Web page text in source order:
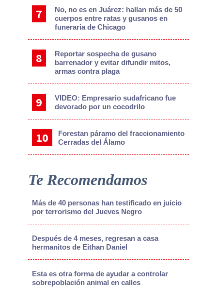
No, no es en Juárez: hallan más de 50
cuerpos entre ratas y gusanos en
funeraria de Chicago
Reportar sospecha de gusano
barrenador y evitar difundir mitos,
armas contra plaga
VIDEO: Empresario sudafricano fue
devorado por un cocodrilo
Forestan páramo del fraccionamiento
Cerradas del Álamo
Te Recomendamos
Más de 40 personas han testificado en juicio
por terrorismo del Jueves Negro
Después de 4 meses, regresan a casa
hermanitos de Eithan Daniel
Esta es otra forma de ayudar a controlar
sobrepoblación animal en calles